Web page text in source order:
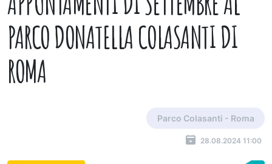
PARCO DONATELLA COLASANTI DI
ROMA
Parco Colasanti - Roma
28.08.2024 11:00